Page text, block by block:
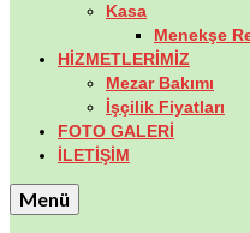
Kasa
Menekşe
HİZMETLERİMİZ
Mezar Bakımı
İşçilik Fiyatları
FOTO GALERİ
İLETİŞİM
Menü